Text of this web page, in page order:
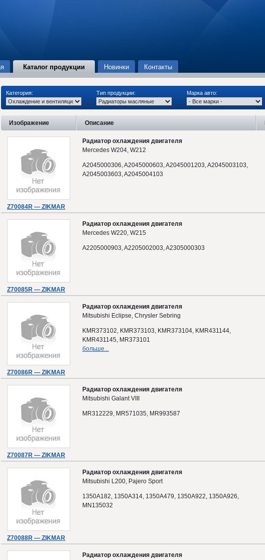
Каталог продукции Новинки Контакты
Категория: Тип продукции: Марка авто:
Изображение Описание
Z70084R — ZIKMAR
Радиатор охлаждения двигателя
Mercedes W204, W212
A2045000306, A2045000603, A2045001203, A2045003103,
A2045003603, A2045004103
Z70085R — ZIKMAR
Радиатор охлаждения двигателя
Mercedes W220, W215
A2205000903, A2205002003, A2305000303
Z70086R — ZIKMAR
Радиатор охлаждения двигателя
Mitsubishi Eclipse, Chrysler Sebring
KMR373102, KMR373103, KMR373104, KMR431144,
KMR431145, MR373101
больше...
Z70087R — ZIKMAR
Радиатор охлаждения двигателя
Mitsubishi Galant VIII
MR312229, MR571035, MR993587
Z70088R — ZIKMAR
Радиатор охлаждения двигателя
Mitsubishi L200, Pajero Sport
1350A182, 1350A314, 1350A479, 1350A922, 1350A926,
MN135032
Радиатор охлаждения двигателя